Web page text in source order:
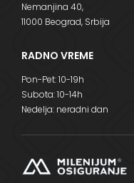
Nemanjina 40,
11000 Beograd, Srbija
RADNO VREME
Pon-Pet: 10-19h
Subota: 10-14h
Nedelja: neradni dan